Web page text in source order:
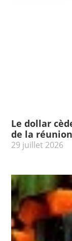
Le dollar
de la
29 juillet 2026